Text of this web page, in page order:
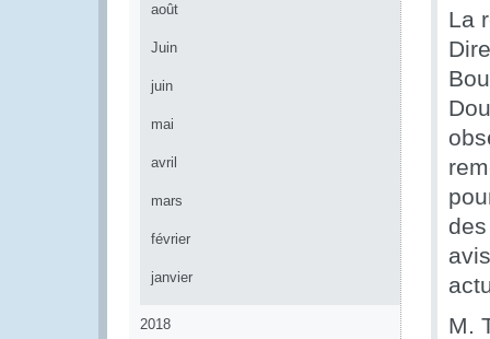
août
Juin
juin
mai
avril
mars
février
janvier
2018
La
M.